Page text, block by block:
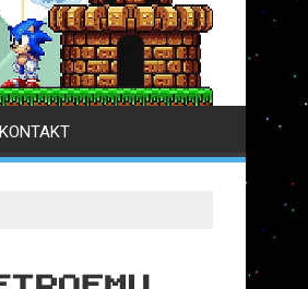
KONTAKT